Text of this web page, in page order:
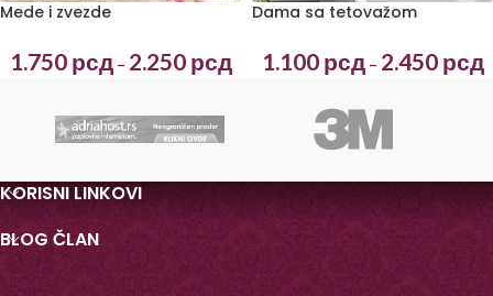
Mede i zvezde
1.750 рсд – 2.250 рсд
Dama sa tetovažom
1.100 рсд – 2.450 рсд
KORISNI LINKOVI
BLOG ČLAN